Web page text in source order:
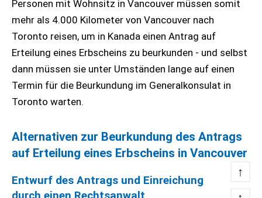
Personen mit Wohnsitz in Vancouver müssen somit
mehr als 4.000 Kilometer von Vancouver nach
Toronto reisen, um in Kanada einen Antrag auf
Erteilung eines Erbscheins zu beurkunden - und selbst
dann müssen sie unter Umständen lange auf einen
Termin für die Beurkundung im Generalkonsulat in
Toronto warten.
Alternativen zur Beurkundung des Antrags
auf Erteilung eines Erbscheins in Vancouver
↑
Entwurf des Antrags und Einreichung